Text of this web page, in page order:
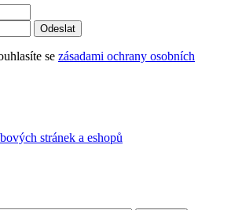
Odeslat
se zásadami ochrany osobních
stránek a eshopů